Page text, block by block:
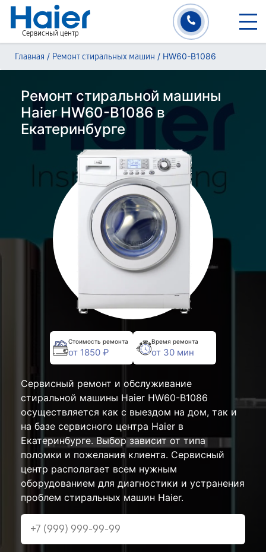
Сервисный центр
Главная / Ремонт стиральных машин / HW60-B1086
Ремонт стиральной машины
Haier HW60-B1086 в
Екатеринбурге
Стоимость ремонта
от 1850 ₽
Время ремонта
от 30 мин
Сервисный ремонт и обслуживание
стиральной машины Haier HW60-B1086
осуществляется как с выездом на дом, так и
на базе сервисного центра Haier в
Екатеринбурге. Выбор зависит от типа
поломки и пожелания клиента. Сервисный
центр располагает всем нужным
оборудованием для диагностики и устранения
проблем стиральных машин Haier.